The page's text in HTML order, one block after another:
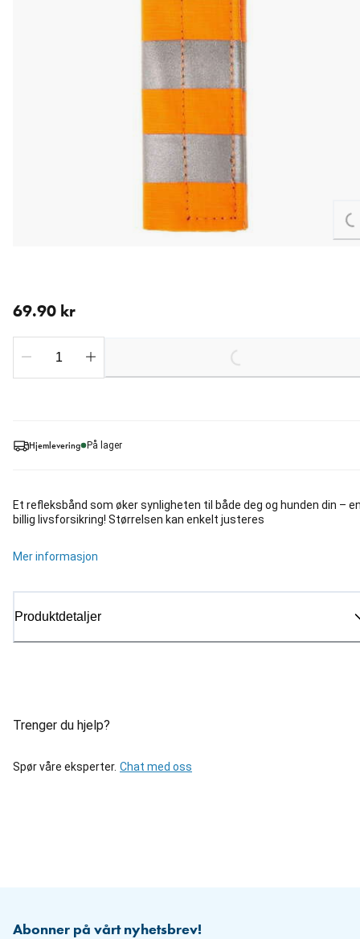
Hjemlevering På lager
Et refleksbånd som øker synligheten til både deg og hunden din –
billig livsforsikring! Størrelsen kan enkelt justeres
Mer informasjon
Produktdetaljer
Trenger du hjelp?
Spør våre eksperter. Chat med oss
69.90 kr
Loading...
Abonner på vårt nyhetsbrev!